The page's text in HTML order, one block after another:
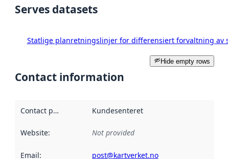
Serves datasets
Statlige planretningslinjer for differensiert forvaltning av
Hide empty rows
Contact information
Contact point Kundesenteret
Website: Not provided
Email: post@kartverket.no